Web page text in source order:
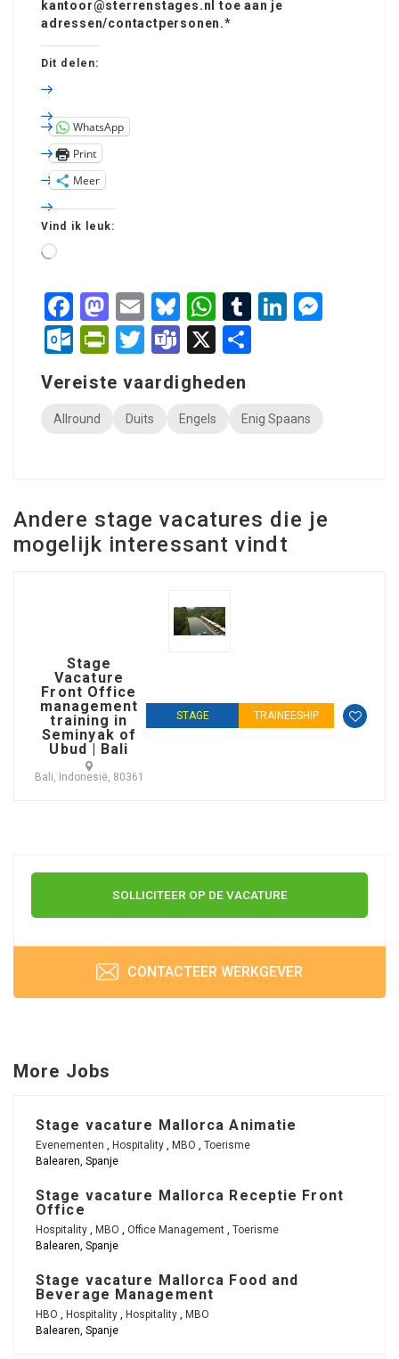
kantoor@sterrenstages.nl toe aan je
adressen/contactpersonen.*
Dit delen:
WhatsApp
Print
Meer
Vind ik leuk:
Facebook
Mastodon
EmailBluesky
WhatsApp
TumblrLinkedIn
Outlook.com
PrintFriendly
Twitter
Teams
X
Vereiste vaardigheden
Allround Duits Engels Enig Spaans
Andere stage vacatures die je
mogelijk interessant vindt
Stage
Vacature
Front Office
management
training in
Seminyak of
Ubud | Bali
Bali, Indonesië, 80361
STAGE TRAINEESHIP
SOLLICITEER OP DE VACATURE
CONTACTEER WERKGEVER
More Jobs
Stage vacature Mallorca Animatie
Evenementen , Hospitality , MBO , Toerisme
Balearen, Spanje
Stage vacature Mallorca Receptie Front
Office
Hospitality , MBO , Office Management , Toerisme
Balearen, Spanje
Stage vacature Mallorca Food and
Beverage Management
HBO , Hospitality , Hospitality , MBO
Balearen, Spanje